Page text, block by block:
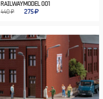
RAILWAYMODEL 001
440 ₽
275